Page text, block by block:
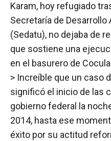
Karam, hoy refugiado
Secretaría de Desarrollo
(Sedatu), no dejaba de
que sostiene una
en el basurero de
> Increíble que un caso
significó el inicio de las
gobierno federal la
2014, hasta ese
éxito por su actitud